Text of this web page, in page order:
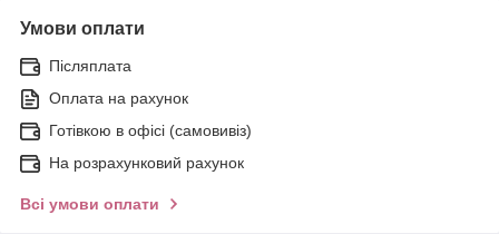
Умови оплати
Післяплата
Оплата на рахунок
Готівкою в офісі (самовивіз)
На розрахунковий рахунок
Всі умови оплати